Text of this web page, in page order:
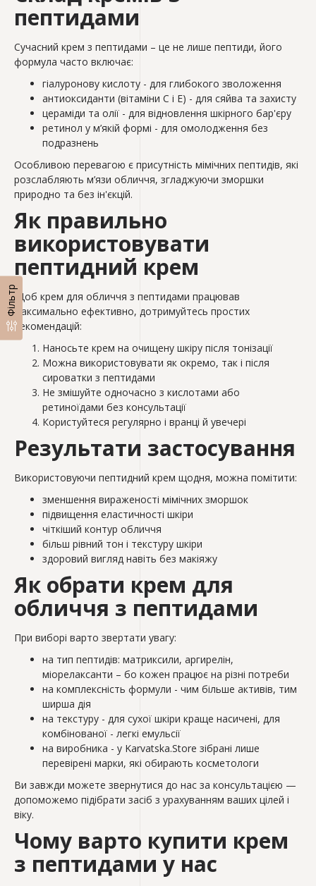
Фільтр
пептидами
Сучасний крем з пептидами – це не лише пептиди, його
формула часто включає:
гіалуронову кислоту - для глибокого зволоження
антиоксиданти (вітаміни C і E) - для сяйва та захисту
цераміди та олії - для відновлення шкірного бар'єру
ретинол у м’якій формі - для омолодження без
подразнень
Особливою перевагою є присутність мімічних пептидів, які
розслабляють м’язи обличчя, згладжуючи зморшки
природно та без ін'єкцій.
Як правильно
використовувати
пептидний крем
Щоб крем для обличчя з пептидами працював
максимально ефективно, дотримуйтесь простих
рекомендацій:
Наносьте крем на очищену шкіру після тонізації
Можна використовувати як окремо, так і після
сироватки з пептидами
Не змішуйте одночасно з кислотами або
ретиноїдами без консультації
Користуйтеся регулярно і вранці й увечері
Результати застосування
Використовуючи пептидний крем щодня, можна помітити:
зменшення вираженості мімічних зморшок
підвищення еластичності шкіри
чіткіший контур обличчя
більш рівний тон і текстуру шкіри
здоровий вигляд навіть без макіяжу
Як обрати крем для
обличчя з пептидами
При виборі варто звертати увагу:
на тип пептидів: матриксили, аргирелін,
міорелаксанти – бо кожен працює на різні потреби
на комплексність формули - чим більше активів, тим
ширша дія
на текстуру - для сухої шкіри краще насичені, для
комбінованої - легкі емульсії
на виробника - у Karvatska.Store зібрані лише
перевірені марки, які обирають косметологи
Ви завжди можете звернутися до нас за консультацією —
допоможемо підібрати засіб з урахуванням ваших цілей і
віку.
Чому варто купити крем
з пептидами у нас